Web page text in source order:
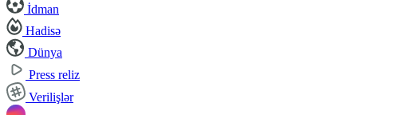
İdman
Hadisə
Dünya
Press reliz
Verilişlər